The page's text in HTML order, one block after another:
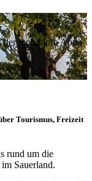
der mobil info App -
Tourismus, Freizeit
rund um die
Sauerland.